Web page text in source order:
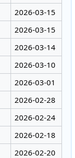
2026-03-15
2026-03-15
2026-03-14
2026-03-10
2026-03-01
2026-02-28
2026-02-24
2026-02-18
2026-02-20